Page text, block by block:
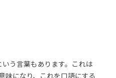
う言葉もあります。これは
味になり、これを口語にする